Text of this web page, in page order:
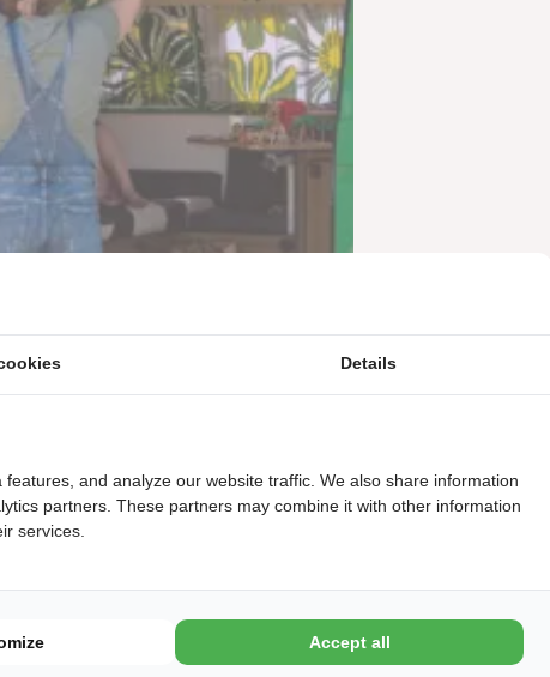
Tot:
di
Details
and analyze our website traffic. We also share information
partners. These partners may combine it with other information
services.
Accept all